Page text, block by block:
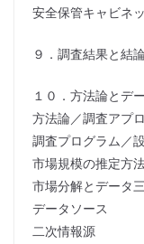
安全保管キャビネ
９．調査結果と結
１０．方法論とデ
方法論／調査アプ
調査プログラム／
市場規模の推定方
市場分解とデータ
データソース
二次情報源